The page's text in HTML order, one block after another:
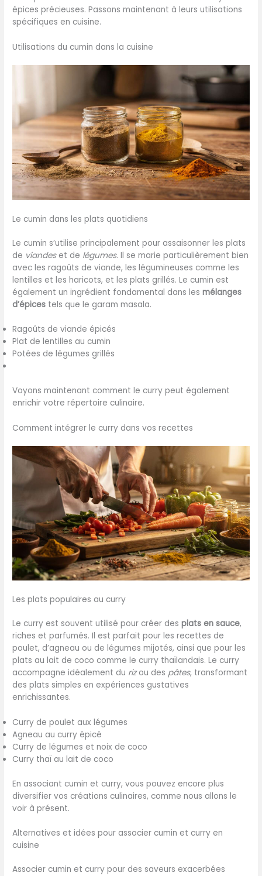
épices précieuses. Passons maintenant à leurs utilisations
spécifiques en cuisine.
Utilisations du cumin dans la cuisine
Le cumin dans les plats quotidiens
Le cumin s’utilise principalement pour assaisonner les plats
de viandeset de légumes. Il se marie particulièrement bien
avec les ragoûts de viande, les légumineuses comme les
lentilles et les haricots, et les plats grillés. Le cumin est
également un ingrédient fondamental dans lesmélanges
d’épices tels que le garam masala.
Ragoûts de viande épicés
Plat de lentilles au cumin
Potées de légumes grillés
Voyons maintenant comment le curry peut également
enrichir votre répertoire culinaire.
Comment intégrer le curry dans vos recettes
Les plats populaires au curry
Le curry est souvent utilisé pour créer desplats en sauce,
riches et parfumés. Il est parfait pour les recettes de
poulet, d’agneau ou de légumes mijotés, ainsi que pour les
plats au lait de coco comme le curry thaïlandais. Le curry
accompagne idéalement du rizou des pâtes, transformant
des plats simples en expériences gustatives
enrichissantes.
Curry de poulet aux légumes
Agneau au curry épicé
Curry de légumes et noix de coco
Curry thaï au lait de coco
En associant cumin et curry, vous pouvez encore plus
diversifier vos créations culinaires, comme nous allons le
voir à présent.
Alternatives et idées pour associer cumin et curry en
cuisine
Associer cumin et curry pour des saveurs exacerbées